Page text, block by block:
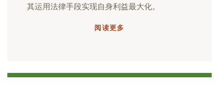
其运用法律手段实现自身利益最大化。
阅读更多